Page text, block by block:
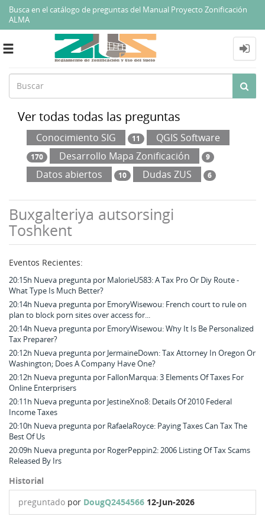
Busca en el catálogo de preguntas del Manual Proyecto Zonificación
ALMA
Toggle
navigation
Ver todas todas las preguntas
Conocimiento SIG 11 QGIS Software
170 Desarrollo Mapa Zonificación 9
Datos abiertos 10 Dudas ZUS 6
Buxgalteriya autsorsingi
Toshkent
Eventos Recientes:
20:15h Nueva pregunta por MalorieU583: A Tax Pro Or Diy Route -
What Type Is Much Better?
20:14h Nueva pregunta por EmoryWisewou: French court to rule on
plan to block porn sites over access for...
20:14h Nueva pregunta por EmoryWisewou: Why It Is Be Personalized
Tax Preparer?
20:12h Nueva pregunta por JermaineDown: Tax Attorney In Oregon Or
Washington; Does A Company Have One?
20:12h Nueva pregunta por FallonMarqua: 3 Elements Of Taxes For
Online Enterprisers
20:11h Nueva pregunta por JestineXno8: Details Of 2010 Federal
Income Taxes
20:10h Nueva pregunta por RafaelaRoyce: Paying Taxes Can Tax The
Best Of Us
20:09h Nueva pregunta por RogerPeppin2: 2006 Listing Of Tax Scams
Released By Irs
Historial
preguntado por DougQ2454566 12-Jun-2026